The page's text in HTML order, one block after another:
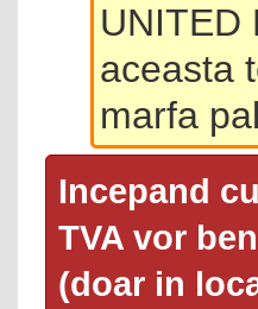
UNITED
aceasta
marfa
Incepand
TVA vor
(doar in